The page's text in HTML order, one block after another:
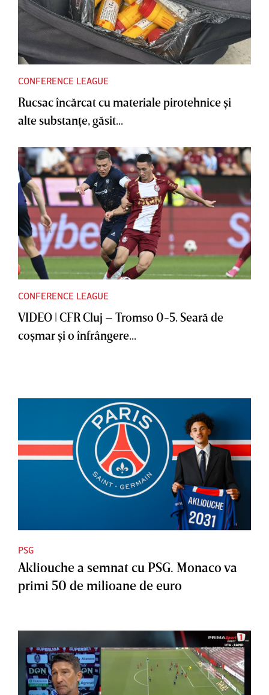
CONFERENCE LEAGUE
Rucsac încărcat cu materiale pirotehnice şi
alte substanţe, găsit...
CONFERENCE LEAGUE
VIDEO | CFR Cluj – Tromso 0-5. Seară de
coşmar şi o înfrângere...
PSG
Akliouche a semnat cu PSG. Monaco va
primi 50 de milioane de euro